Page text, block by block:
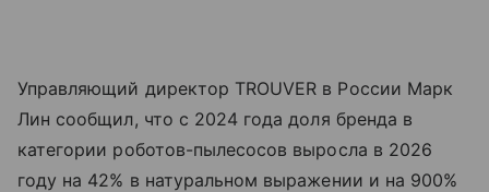
Управляющий директор TROUVER в России Марк
Лин сообщил, что с 2024 года доля бренда в
категории роботов-пылесосов выросла в 2026
году на 42% в натуральном выражении и на 900%